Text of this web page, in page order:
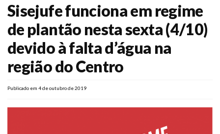
Sisejufe funciona em regime
de plantão nesta sexta (4/10)
devido à falta d’água na
região do Centro
Publicado em 4 de outubro de 2019
O Sindicato
Agenda
Casa do Alto
Sede Campestre
Nossos Convênios
Gympass Wellhub